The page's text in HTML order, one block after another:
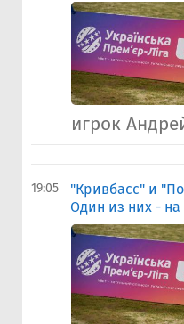
игрок
19:05
"Кривбасс" и
Один из них - на